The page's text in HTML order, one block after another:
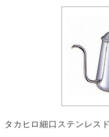
タカヒロ細口ステンレス